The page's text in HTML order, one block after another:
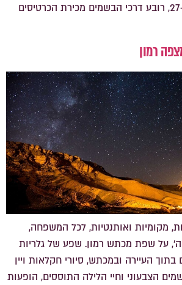
רמון – 27-28-29/08/25, רובע דרכי הבשמים מכירת הכרטיסים
רמון
מקומיות ואותנטיות, לכל המשפחה,
על שפת מכתש רמון. שפע של גלריות
בתוך העיירה ובמכתש, סיורי חקלאות ויין
הצבעוני וחיי הלילה התוססים, הופעות